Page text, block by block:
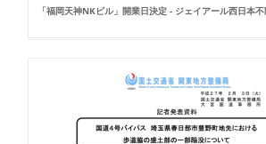
「福岡天神NKビル」開業日決定 - ジェイアール西日本